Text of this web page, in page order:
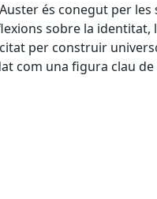
és conegut per
sobre la
per construir
com una figura clau